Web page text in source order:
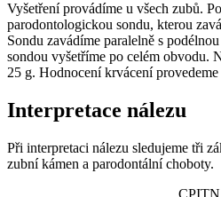
Vyšetření provádíme u všech zubů.
parodontologickou sondu, kterou
Sondu zavádíme paralelně s
sondou vyšetříme po celém obvodu.
25 g. Hodnocení krvácení
Interpretace nálezu
Při interpretaci nálezu sledujeme tři
zubní kámen a parodontální choboty.
CPITN